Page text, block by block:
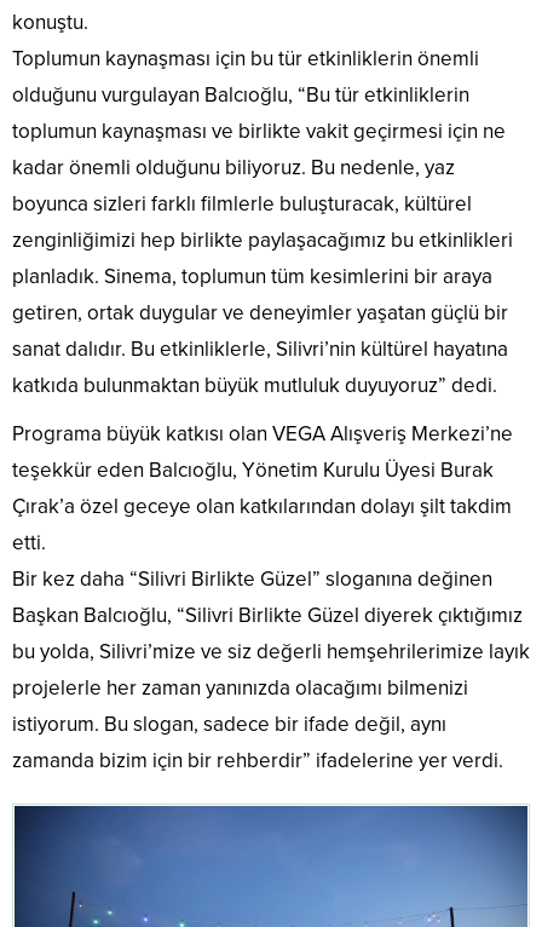
konuştu.
Toplumun kaynaşması için bu tür etkinliklerin önemli
olduğunu vurgulayan Balcıoğlu, “Bu tür etkinliklerin
toplumun kaynaşması ve birlikte vakit geçirmesi için ne
kadar önemli olduğunu biliyoruz. Bu nedenle, yaz
boyunca sizleri farklı filmlerle buluşturacak, kültürel
zenginliğimizi hep birlikte paylaşacağımız bu etkinlikleri
planladık. Sinema, toplumun tüm kesimlerini bir araya
getiren, ortak duygular ve deneyimler yaşatan güçlü bir
sanat dalıdır. Bu etkinliklerle, Silivri’nin kültürel hayatına
katkıda bulunmaktan büyük mutluluk duyuyoruz” dedi.
Programa büyük katkısı olan VEGA Alışveriş Merkezi’ne
teşekkür eden Balcıoğlu, Yönetim Kurulu Üyesi Burak
Çırak’a özel geceye olan katkılarından dolayı şilt takdim
etti.
Bir kez daha “Silivri Birlikte Güzel” sloganına değinen
Başkan Balcıoğlu, “Silivri Birlikte Güzel diyerek çıktığımız
bu yolda, Silivri’mize ve siz değerli hemşehrilerimize layık
projelerle her zaman yanınızda olacağımı bilmenizi
istiyorum. Bu slogan, sadece bir ifade değil, aynı
zamanda bizim için bir rehberdir” ifadelerine yer verdi.